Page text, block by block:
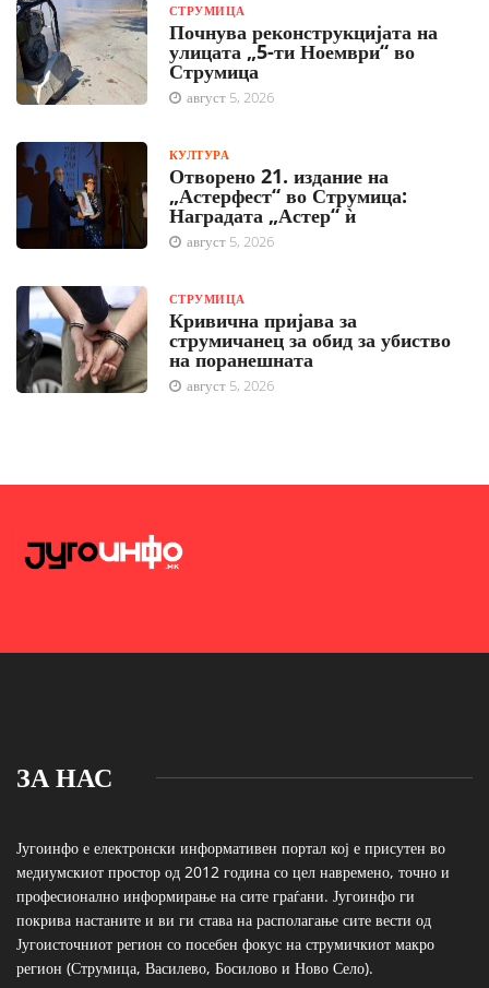
СТРУМИЦА
Почнува реконструкцијата на
улицата „5-ти Ноември“ во
Струмица
август 5, 2026
КУЛТУРА
Отворено 21. издание на
„Астерфест“ во Струмица:
Наградата „Астер“ ѝ
август 5, 2026
СТРУМИЦА
Кривична пријава за
струмичанец за обид за убиство
на поранешната
август 5, 2026
ЗА НАС
Југоинфо е електронски информативен портал кој е присутен во
медиумскиот простор од 2012 година со цел навремено, точно и
професионално информирање на сите граѓани. Југоинфо ги
покрива настаните и ви ги става на располагање сите вести од
Југоисточниот регион со посебен фокус на струмичкиот макро
регион (Струмица, Василево, Босилово и Ново Село).